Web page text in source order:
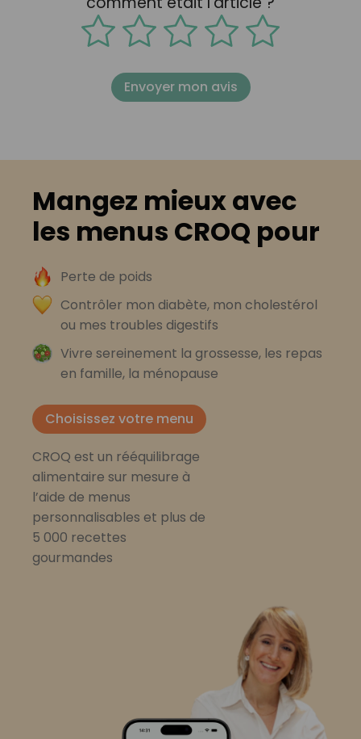
Envoyer mon avis
Mangez mieux avec
les menus CROQ pour
Perte de poids
Contrôler mon diabète, mon cholestérol
ou mes troubles digestifs
Vivre sereinement la grossesse, les repas
en famille, la ménopause
Choisissez votre menu
CROQ est un rééquilibrage
alimentaire sur mesure à
l’aide de menus
personnalisables et plus de
5 000 recettes
gourmandes